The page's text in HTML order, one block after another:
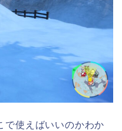
で使えばいいのかわか